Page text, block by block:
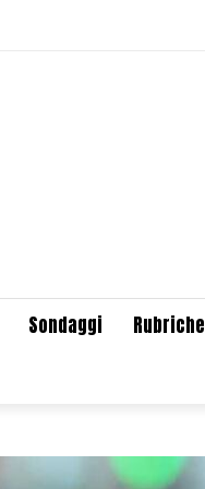
Sondaggi Rubriche